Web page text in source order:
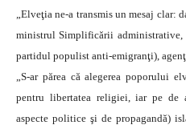
„Elveţia ne-a transmis un mesaj clar:
ministrul Simplificării
partidul populist anti-emigranţi),
„S-ar părea că alegerea poporului
pentru libertatea religiei, iar pe de
aspecte politice şi de propagandă)